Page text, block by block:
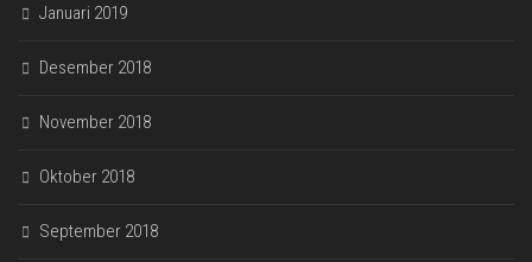
Januari 2019
Desember 2018
November 2018
Oktober 2018
September 2018